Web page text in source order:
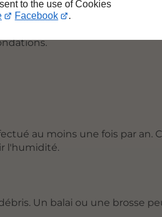
to the use of Cookies
Facebook .
au moins une fois par an.
l'humidité.
Un balai ou une brosse